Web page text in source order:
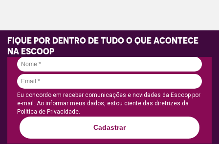
FIQUE POR DENTRO DE TUDO O QUE ACONTECE
NA ESCOOP
Eu concordo em receber comunicações e novidades da Escoop por
e-mail. Ao informar meus dados, estou ciente das diretrizes da
Política de Privacidade.
Cadastrar